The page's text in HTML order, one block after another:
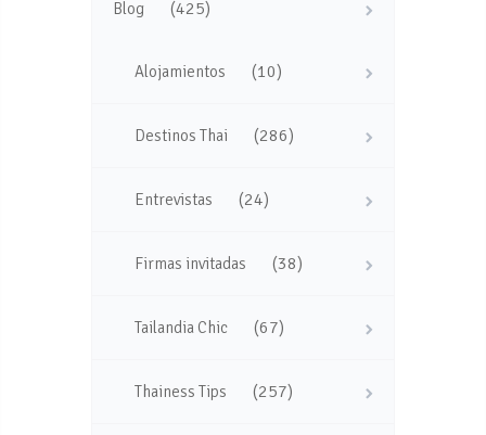
Blog (425)
Alojamientos (10)
Destinos Thai (286)
Entrevistas (24)
Firmas invitadas (38)
Tailandia Chic (67)
Thainess Tips (257)